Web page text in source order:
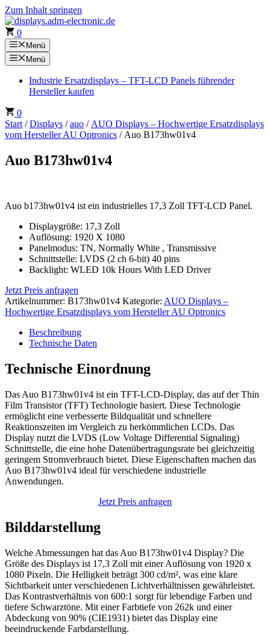
Zum Inhalt springen
0
Menü
Menü
Industrie Ersatzdisplays – TFT-LCD Panels führender
Hersteller kaufen
0
Start /Displays /auo / AUO Displays – Hochwertige Ersatzdisplays
vom Hersteller AU Optronics / Auo B173hw01v4
Auo B173hw01v4
Auo b173hw01v4 ist ein industrielles 17,3 Zoll TFT-LCD Panel.
Displaygröße: 17,3 Zoll
Auflösung: 1920 X 1080
Panelmodus: TN, Normally White , Transmissive
Schnittstelle: LVDS (2 ch 6-bit) 40 pins
Backlight: WLED 10k Hours With LED Driver
Jetzt Preis anfragen
Artikelnummer: B173hw01v4 Kategorie: AUO Displays –
Hochwertige Ersatzdisplays vom Hersteller AU Optronics
Beschreibung
Technische Daten
Technische Einordnung
Das Auo B173hw01v4 ist ein TFT-LCD-Display, das auf der Thin
Film Transistor (TFT) Technologie basiert. Diese Technologie
ermöglicht eine verbesserte Bildqualität und schnellere
Reaktionszeiten im Vergleich zu herkömmlichen LCDs. Das
Display nutzt die LVDS (Low Voltage Differential Signaling)
Schnittstelle, die eine hohe Datenübertragungsrate bei gleichzeitig
geringem Stromverbrauch bietet. Diese Eigenschaften machen das
Auo B173hw01v4 ideal für verschiedene industrielle
Anwendungen.
Jetzt Preis anfragen
Bilddarstellung
Welche Abmessungen hat das Auo B173hw01v4 Display? Die
Größe des Displays ist 17,3 Zoll mit einer Auflösung von 1920 x
1080 Pixeln. Die Helligkeit beträgt 300 cd/m², was eine klare
Sichtbarkeit unter verschiedenen Lichtverhältnissen gewährleistet.
Das Kontrastverhältnis von 600:1 sorgt für lebendige Farben und
tiefere Schwarztöne. Mit einer Farbtiefe von 262k und einer
Abdeckung von 90% (CIE1931) bietet das Display eine
beeindruckende Farbdarstellung.